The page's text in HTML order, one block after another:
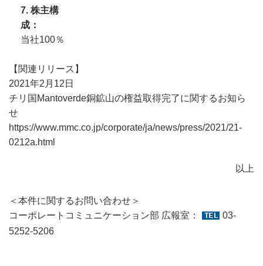
7. 株主構
成
当社100％
【関連リリース】
2021年2月12日
チリ国Mantoverde銅鉱山の権益取得完了に関するお知ら
せ
https://www.mmc.co.jp/corporate/ja/news/press/2021/21-
0212a.html
以上
＜本件に関するお問い合わせ＞
コーポレートコミュニケーション部 広報室：
03-
5252-5206